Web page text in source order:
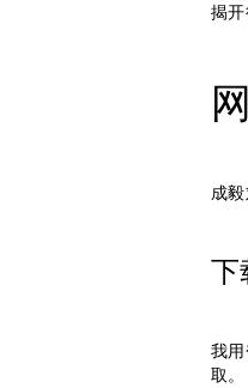
揭开
成毅
下
我
取。